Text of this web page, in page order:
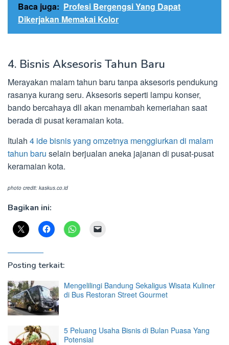
Baca juga: Profesi Bergengsi Yang Dapat
Dikerjakan Memakai Kolor
4. Bisnis Aksesoris Tahun Baru
Merayakan malam tahun baru tanpa aksesoris pendukung
rasanya kurang seru. Aksesoris seperti lampu konser,
bando bercahaya dll akan menambah kemeriahan saat
berada di pusat keramaian kota.
Itulah 4 ide bisnis yang omzetnya menggiurkan di malam
tahun baru selain berjualan aneka jajanan di pusat-pusat
keramaian kota.
photo credit: kaskus.co.id
Bagikan ini:
Posting terkait:
Mengelilingi Bandung Sekaligus Wisata Kuliner
di Bus Restoran Street Gourmet
5 Peluang Usaha Bisnis di Bulan Puasa Yang
Potensial